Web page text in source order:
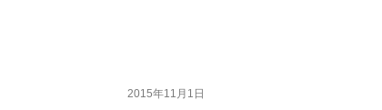
2015年11月1日